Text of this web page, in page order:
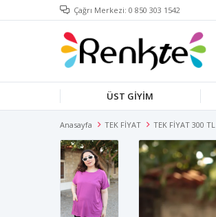
Çağrı Merkezi: 0 850 303 1542
ÜST GİYİM
Anasayfa TEK FİYAT TEK FİYAT 300 TL